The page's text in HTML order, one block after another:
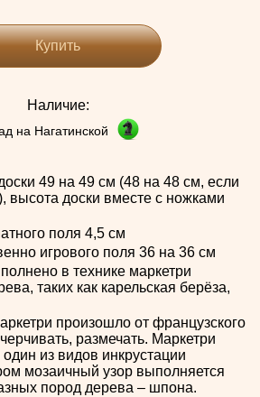
Купить
Наличие:
на Нагатинской
49 на 49 см (48 на 48 см, если
высота доски вместе с ножками
поля 4,5 см
игрового поля 36 на 36 см
в технике маркетри
таких как карельская берёза,
произошло от французского
размечать. Маркетри
из видов инкрустации
мозаичный узор выполняется
пород дерева – шпона.